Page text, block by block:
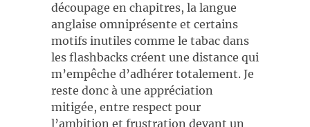
découpage en chapitres, la langue
anglaise omniprésente et certains
motifs inutiles comme le tabac dans
les flashbacks créent une distance qui
m’empêche d’adhérer totalement. Je
reste donc à une appréciation
mitigée, entre respect pour
l’ambition et frustration devant un